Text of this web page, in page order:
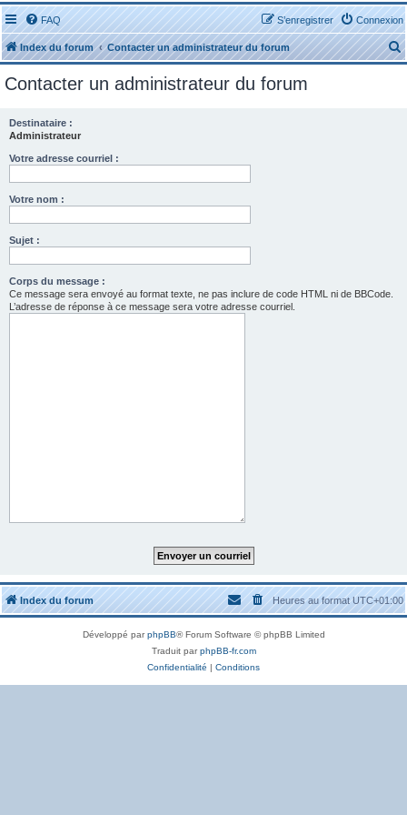
FAQ Connexion
S’enregistrer
Index du forum Contacter un administrateur du forum
e
Contacter un administrateur du forum
Destinataire :
Administrateur
Votre adresse courriel :
Votre nom :
Sujet :
Corps du message :
Ce message sera envoyé au format texte, ne pas inclure de code HTML ni de BBCode.
L’adresse de réponse à ce message sera votre adresse courriel.
Index du forum Heures au formatUTC+01:00
Développé parphpBB® Forum Software © phpBB Limited
Traduit parphpBB-fr.com
Confidentialité | Conditions